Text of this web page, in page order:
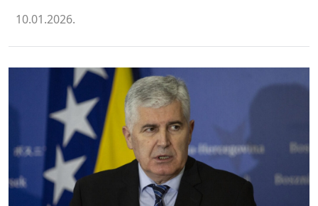
10.01.2026.